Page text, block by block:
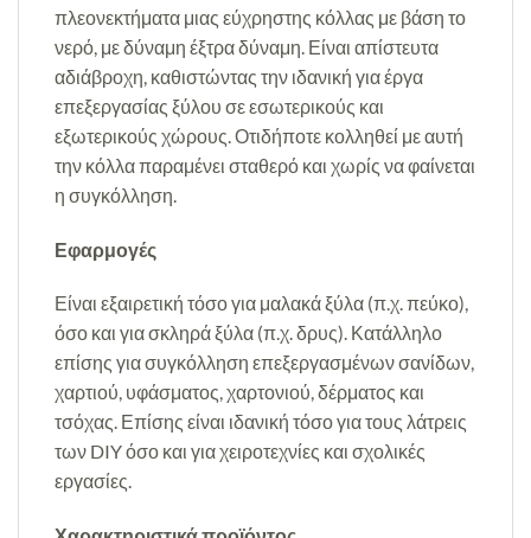
πλεονεκτήματα μιας εύχρηστης κόλλας με βάση το
νερό, με δύναμη έξτρα δύναμη. Είναι απίστευτα
αδιάβροχη, καθιστώντας την ιδανική για έργα
επεξεργασίας ξύλου σε εσωτερικούς και
εξωτερικούς χώρους. Οτιδήποτε κολληθεί με αυτή
την κόλλα παραμένει σταθερό και χωρίς να φαίνεται
η συγκόλληση.
Εφαρμογές
Είναι εξαιρετική τόσο για μαλακά ξύλα (π.χ. πεύκο),
όσο και για σκληρά ξύλα (π.χ. δρυς). Κατάλληλο
επίσης για συγκόλληση επεξεργασμένων σανίδων,
χαρτιού, υφάσματος, χαρτονιού, δέρματος και
τσόχας. Επίσης είναι ιδανική τόσο για τους λάτρεις
των DIY όσο και για χειροτεχνίες και σχολικές
εργασίες.